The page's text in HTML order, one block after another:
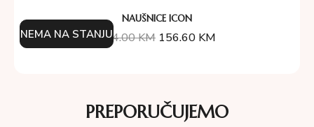
NAUŠNICE ICON
174.00KM 156.60 KM
NEMA NA STANJU
PREPORUČUJEMO